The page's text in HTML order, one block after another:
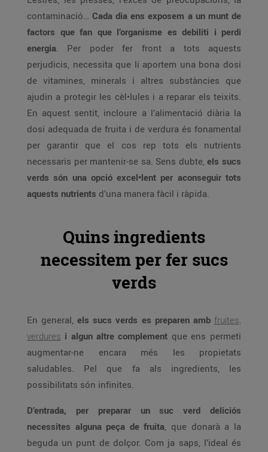
contaminació… Cada dia ens exposem a un munt de
factors que fan que l’organisme es debiliti i perdi
energia. Per poder fer front a tots aquests
perjudicis, necessita que li aportem una bona dosi
de vitamines, minerals i altres substàncies que
ajudin a protegir les cèl•lules i a reparar els teixits.
En aquest sentit, incloure a l’alimentació diària la
dosi adequada de fruita i de verdura és fonamental
per garantir que el cos rep tots els nutrients
necessaris per mantenir-se sa. Sens dubte, els sucs
verds són una opció excel•lent per aconseguir tots
aquests nutrients d’una manera fàcil i ràpida.
Quins ingredients
necessitem per fer sucs
verds
En general, els sucs verds es preparen amb fruites,
verdures i algun altre complement que ens permeti
augmentar-ne encara més les propietats
saludables. Pel que fa als ingredients, les
possibilitats són infinites.
D’entrada, per preparar un suc verd deliciós
necessites alguna peça de fruita, que donarà a la
beguda un punt de dolçor. Com ja saps, l’ideal és